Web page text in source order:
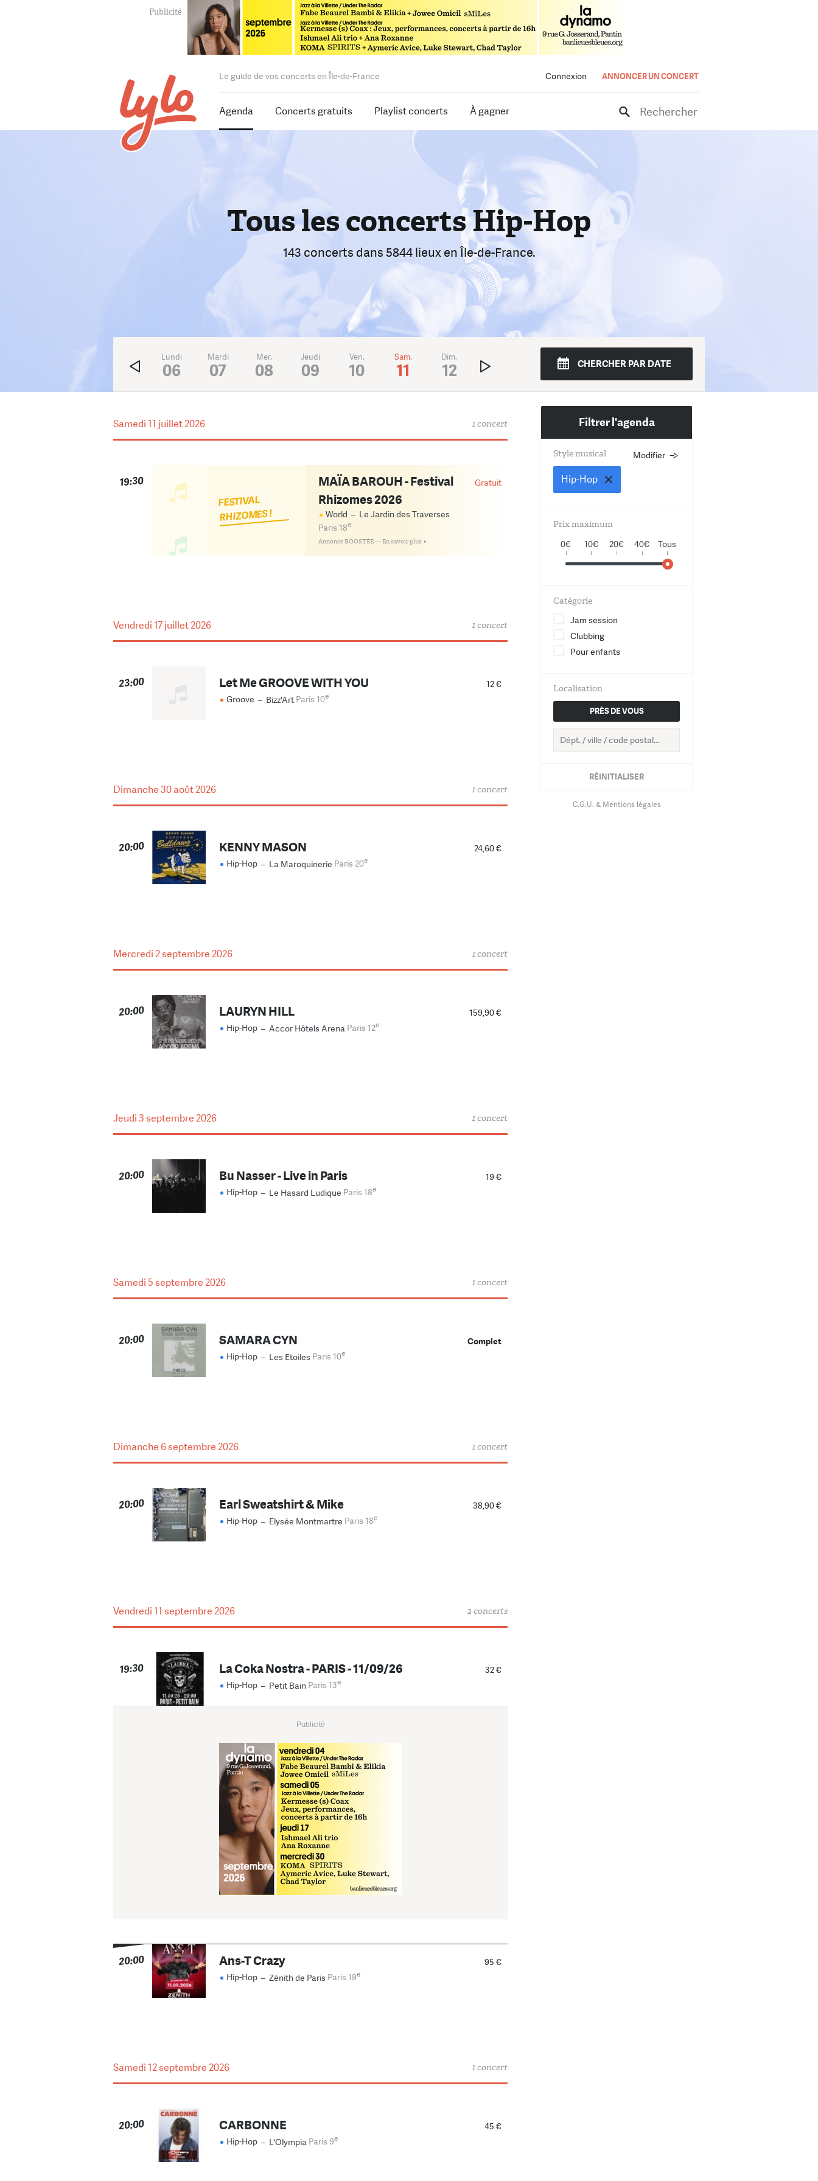
Connexion ANNONCER UN CONCERT
Le guide de vos concerts en Île-de-France
Agenda Concerts gratuits Playlist concerts À gagner Rechercher
Tous les concerts Hip-Hop
143 concerts dans 5844 lieuxen Île-de-France.
Trouvez le bon concert
Parmi 2386 concertsdans 5844 lieuxen Île-de-France.
5
Lundi
06
Mardi
07
Mer.
08
Jeudi
09
Ven.
10
Sam.
11
Dim.
12 13 15 16
CHERCHER PAR DATE
Samedi11 juillet 2026 1 concert
19:30 Gratuit
FESTIVAL
RHIZOMES !
MAÏA BAROUH - Festival
Rhizomes 2026
World – Le Jardin des Traverses
Paris 18e
Annonce BOOSTÉE —En savoir plus
Vendredi17 juillet 2026 1 concert
23:00 12 €
Let Me GROOVE WITH YOU
Groove – Bizz'Art Paris 10e
Dimanche30 août 2026 1 concert
20:00 24,60 €
KENNY MASON
Hip-Hop – La Maroquinerie Paris 20e
Mercredi 2 septembre 2026 1 concert
20:00 159,90 €
LAURYN HILL
Hip-Hop – Accor Hôtels Arena Paris 12e
Jeudi3 septembre 2026 1 concert
20:00 19 €
Bu Nasser - Live in Paris
Hip-Hop – Le Hasard Ludique Paris 18e
Samedi5 septembre 2026 1 concert
20:00 Complet
SAMARA CYN
Hip-Hop – Les Etoiles Paris 10e
Dimanche 6 septembre 2026 1 concert
20:00 38,90 €
Earl Sweatshirt & Mike
Hip-Hop – Elysée Montmartre Paris 18e
Vendredi11 septembre 2026 2 concerts
19:30 32 €
La Coka Nostra - PARIS - 11/09/26
Hip-Hop – Petit Bain Paris 13e
Publicité
20:00 95 €
Ans-T Crazy
Hip-Hop – Zénith de Paris Paris 19e
Samedi12 septembre 2026 1 concert
20:00 45 €
CARBONNE
Hip-Hop – L'Olympia Paris 9e
Filtrer l'agenda
Style musical Modifier
Hip-Hop
Prix maximum
0€ 10€ 20€ 40€ Tous
Catégorie
Jam session
Clubbing
Pour enfants
Localisation
PRÈS DE VOUS
RÉINITIALISER
C.G.U. & Mentions légales